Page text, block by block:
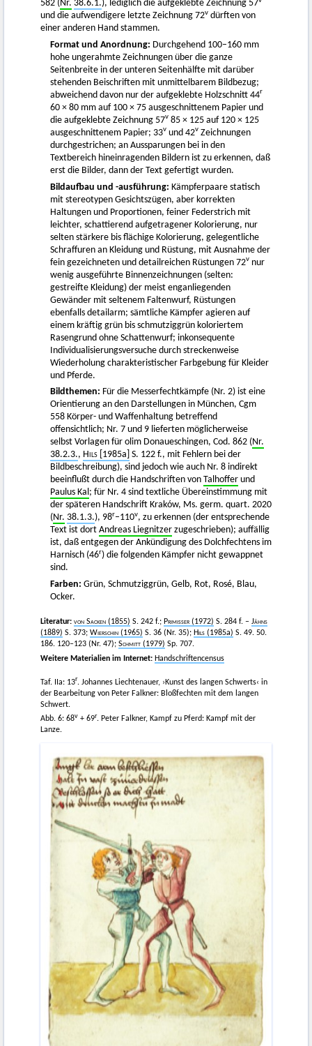
582 (Nr. 38.6.1.), lediglich die aufgeklebte Zeichnung 57
und die aufwendigere letzte Zeichnung 72v dürften von
einer anderen Hand stammen.
Format und Anordnung: Durchgehend 100–160 mm
hohe ungerahmte Zeichnungen über die ganze
Seitenbreite in der unteren Seitenhälfte mit darüber
stehenden Beischriften mit unmittelbarem Bildbezug;
abweichend davon nur der aufgeklebte Holzschnitt 44r
60 × 80 mm auf 100 × 75 ausgeschnittenem Papier und
die aufgeklebte Zeichnung 57v 85 × 125 auf 120 × 125
ausgeschnittenem Papier; 33v und 42v Zeichnungen
durchgestrichen; an Aussparungen bei in den
Textbereich hineinragenden Bildern ist zu erkennen, daß
erst die Bilder, dann der Text gefertigt wurden.
Bildaufbau und -ausführung: Kämpferpaare statisch
mit stereotypen Gesichtszügen, aber korrekten
Haltungen und Proportionen, feiner Federstrich mit
leichter, schattierend aufgetragener Kolorierung, nur
selten stärkere bis flächige Kolorierung, gelegentliche
Schraffuren an Kleidung und Rüstung, mit Ausnahme der
fein gezeichneten und detailreichen Rüstungen 72v nur
wenig ausgeführte Binnenzeichnungen (selten:
gestreifte Kleidung) der meist enganliegenden
Gewänder mit seltenem Faltenwurf, Rüstungen
ebenfalls detailarm; sämtliche Kämpfer agieren auf
einem kräftig grün bis schmutziggrün koloriertem
Rasengrund ohne Schattenwurf; inkonsequente
Individualisierungsversuche durch streckenweise
Wiederholung charakteristischer Farbgebung für Kleider
und Pferde.
Bildthemen: Für die Messerfechtkämpfe (Nr. 2) ist eine
Orientierung an den Darstellungen in München, Cgm
558 Körper- und Waffenhaltung betreffend
offensichtlich; Nr. 7 und 9 lieferten möglicherweise
selbst Vorlagen für olim Donaueschingen, Cod. 862 (Nr.
38.2.3., Hils [1985a] S. 122 f., mit Fehlern bei der
Bildbeschreibung), sind jedoch wie auch Nr. 8 indirekt
beeinflußt durch die Handschriften von Talhoffer und
Paulus Kal; für Nr. 4 sind textliche Übereinstimmung mit
der späteren Handschrift Kraków, Ms. germ. quart. 2020
(Nr. 38.1.3.), 98r–110v, zu erkennen (der entsprechende
Text ist dort Andreas Liegnitzer zugeschrieben); auffällig
ist, daß entgegen der Ankündigung des Dolchfechtens im
Harnisch (46r) die folgenden Kämpfer nicht gewappnet
sind.
Farben: Grün, Schmutziggrün, Gelb, Rot, Rosé, Blau,
Ocker.
Literatur: von Sacken (1855) S. 242 f.; Primisser (1972) S. 284 f. – Jähns
(1889) S. 373; Wierschin (1965) S. 36 (Nr. 35); Hils (1985a) S. 49. 50.
186. 120–123 (Nr. 47); Schmitt (1979) Sp. 707.
Weitere Materialien im Internet: Handschriftencensus
Taf. IIa: 13r. Johannes Liechtenauer, ›Kunst des langen Schwerts‹ in
der Bearbeitung von Peter Falkner: Bloßfechten mit dem langen
Schwert.
Abb. 6: 68v + 69r. Peter Falkner, Kampf zu Pferd: Kampf mit der
Lanze.